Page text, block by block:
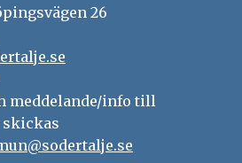
26
meddelande/info till
skickas